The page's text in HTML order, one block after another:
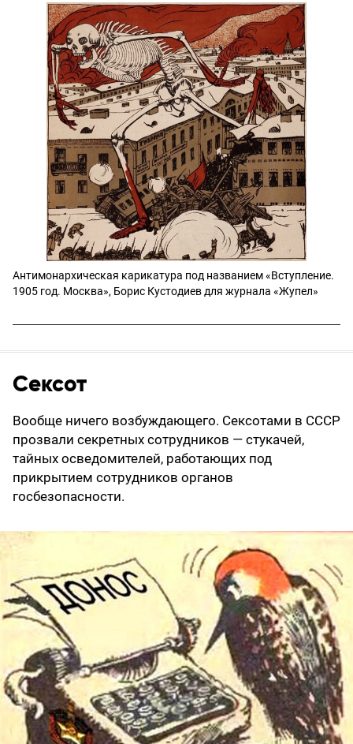
Антимонархическая карикатура под названием «Вступление.
1905 год. Москва», Борис Кустодиев для журнала «Жупел»
Сексот
Вообще ничего возбуждающего. Сексотами в СССР
прозвали секретных сотрудников — стукачей,
тайных осведомителей, работающих под
прикрытием сотрудников органов
госбезопасности.